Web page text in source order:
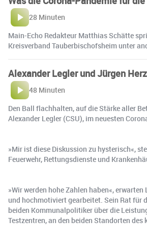
28 Minuten
Main-Echo Redakteur Matthias Schätte
Kreisverband Tauberbischofsheim unter
Alexander Legler und Jürgen
48 Minuten
Den Ball flachhalten, auf die Stärke aller
Alexander Legler (CSU), im neuesten
»Mir ist diese Diskussion zu hysterisch«,
Feuerwehr, Rettungsdienste und
»Wir werden hohe Zahlen haben«,
und hochmotiviert gearbeitet. Sein Rat für
beiden Kommunalpolitiker über die
Testzentren, an den beiden Standorten